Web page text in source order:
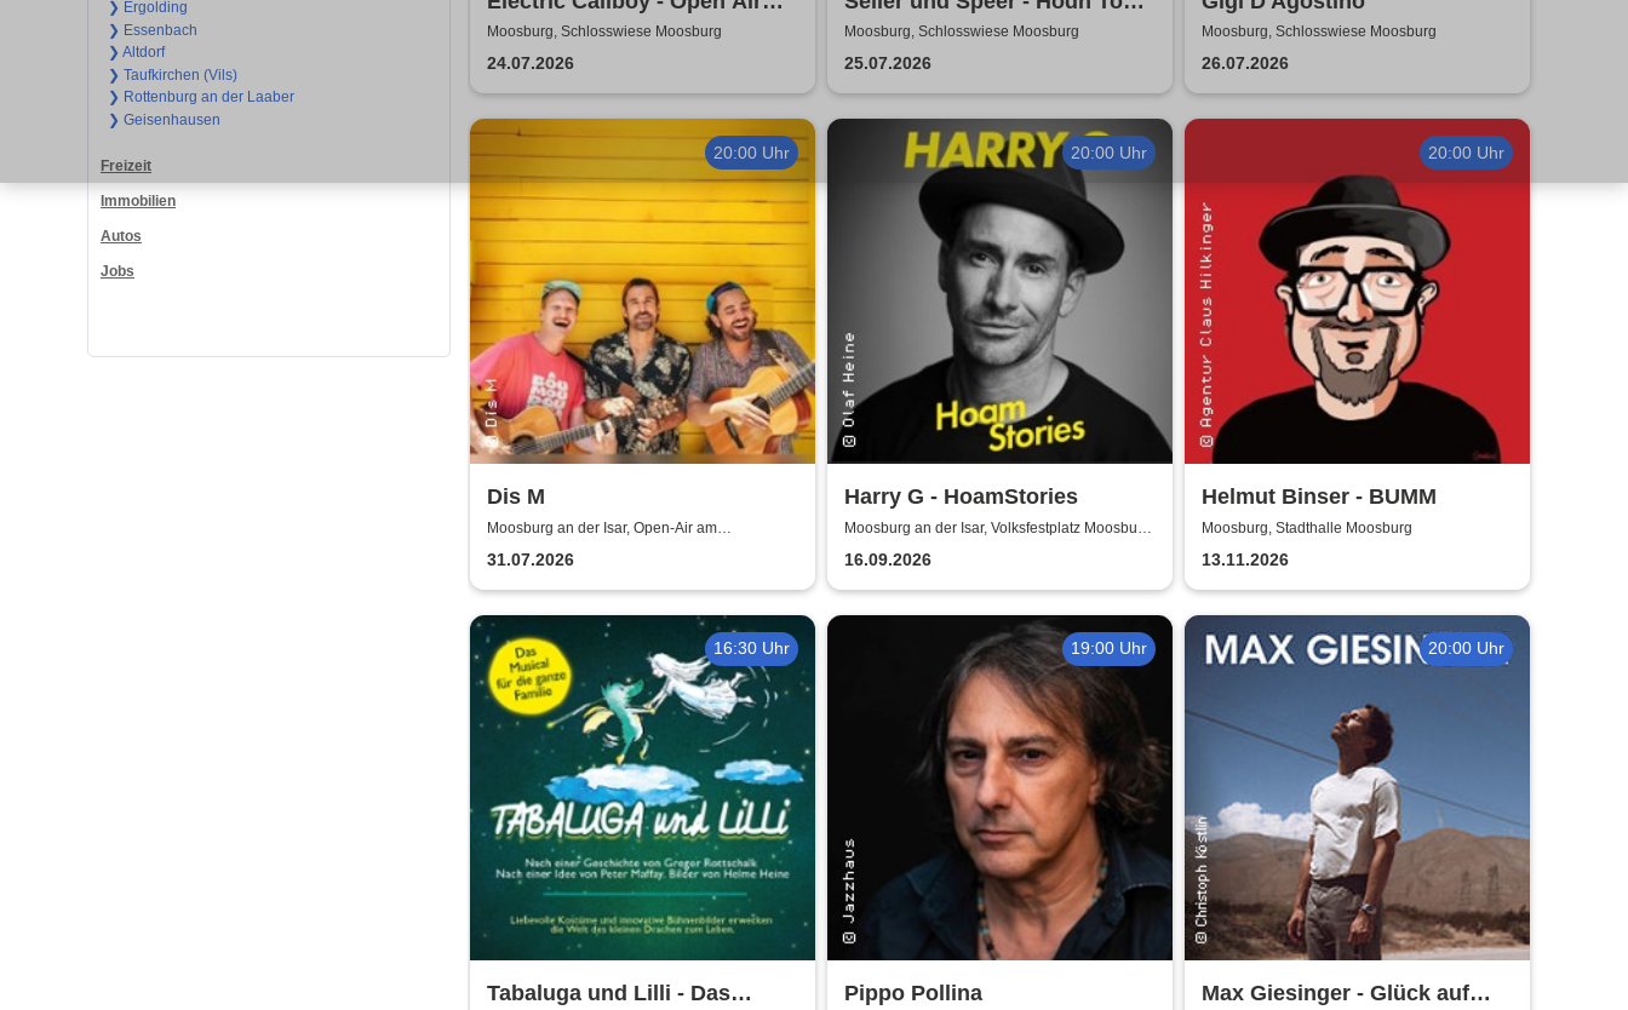
❯ Ergolding
❯ Essenbach
❯ Altdorf
❯ Taufkirchen (Vils)
❯ Rottenburg an der Laaber
❯ Geisenhausen
Freizeit
Immobilien
Autos
Jobs
2026
Moosburg, Schlosswiese Moosburg
24.07.2026
25/26
Moosburg, Schlosswiese Moosburg
25.07.2026
Moosburg, Schlosswiese Moosburg
26.07.2026
20:00 Uhr
Dis M
Moosburg an der Isar, Open-Air am
31.07.2026
20:00 Uhr
Harry G - HoamStories
Moosburg an der Isar, Volksfestplatz Moosburg
16.09.2026
20:00 Uhr
Helmut Binser - BUMM
Moosburg, Stadthalle Moosburg
13.11.2026
16:30 Uhr
Tabaluga und Lilli - Das
19:00 Uhr
Pippo Pollina
20:00 Uhr
Max Giesinger - Glück auf